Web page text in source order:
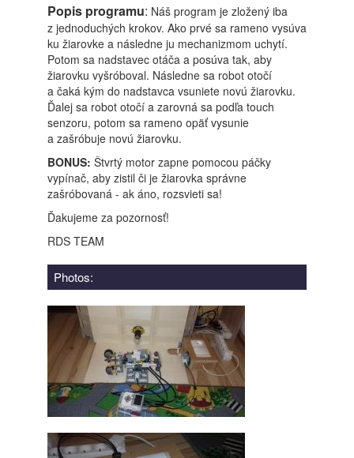
Popis programu: Náš program je zložený iba
z jednoduchých krokov. Ako prvé sa rameno vysúva
ku žiarovke a následne ju mechanizmom uchytí.
Potom sa nadstavec otáča a posúva tak, aby
žiarovku vyšróboval. Následne sa robot otočí
a čaká kým do nadstavca vsuniete novú žiarovku.
Ďalej sa robot otočí a zarovná sa podľa touch
senzoru, potom sa rameno opäť vysunie
a zašróbuje novú žiarovku.
BONUS: Štvrtý motor zapne pomocou páčky
vypínač, aby zistil či je žiarovka správne
zašróbovaná - ak áno, rozsvieti sa!
Ďakujeme za pozornosť!
RDS TEAM
Photos: